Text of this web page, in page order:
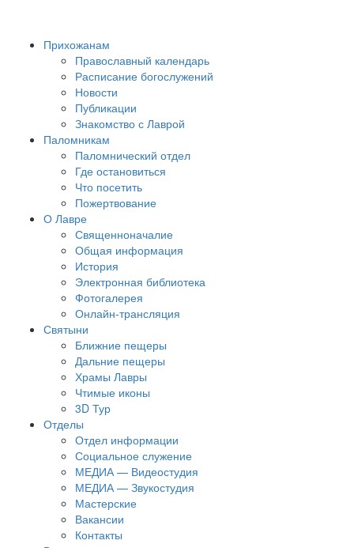
Прихожанам
Православный календарь
Расписание богослужений
Новости
Публикации
Знакомство с Лаврой
Паломникам
Паломнический отдел
Где остановиться
Что посетить
Пожертвование
О Лавре
Священноначалие
Общая информация
История
Электронная библиотека
Фотогалерея
Онлайн-трансляция
Святыни
Ближние пещеры
Дальние пещеры
Храмы Лавры
Чтимые иконы
3D Тур
Отделы
Отдел информации
Социальное служение
МЕДИА — Видеостудия
МЕДИА — Звукостудия
Мастерские
Вакансии
Контакты